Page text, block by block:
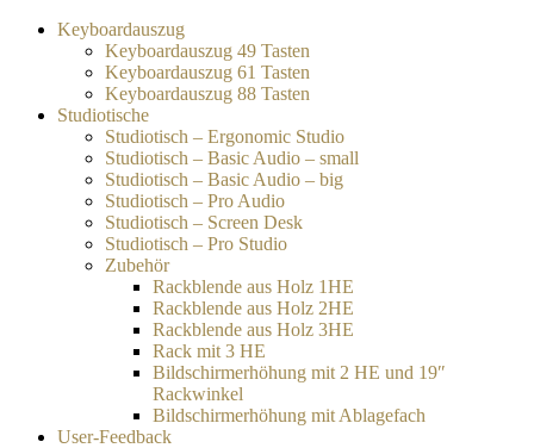
Keyboardauszug
Keyboardauszug 49 Tasten
Keyboardauszug 61 Tasten
Keyboardauszug 88 Tasten
Studiotische
Studiotisch – Ergonomic Studio
Studiotisch – Basic Audio – small
Studiotisch – Basic Audio – big
Studiotisch – Pro Audio
Studiotisch – Screen Desk
Studiotisch – Pro Studio
Zubehör
Rackblende aus Holz 1HE
Rackblende aus Holz 2HE
Rackblende aus Holz 3HE
Rack mit 3 HE
Bildschirmerhöhung mit 2 HE und 19″
Rackwinkel
Bildschirmerhöhung mit Ablagefach
User-Feedback